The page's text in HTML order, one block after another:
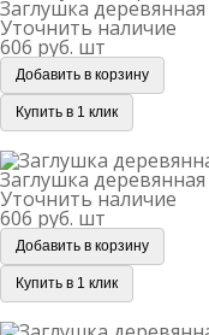
Заглушка
Уточнить наличие
606 руб. шт
Добавить в корзину
Купить в 1 клик
Заглушка
Заглушка
Уточнить наличие
606 руб. шт
Добавить в корзину
Купить в 1 клик
Заглушка